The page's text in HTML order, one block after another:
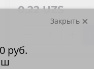
0.22 UZS
Закрыть
руб.